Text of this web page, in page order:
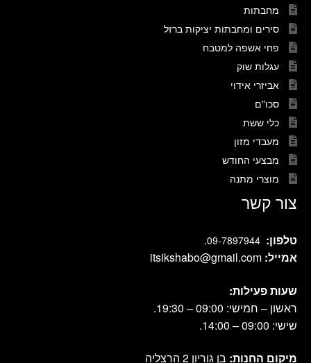
מחבתות
סירים ומחבתות יציקות ברזל
פחי אשפה למטבח
עגלות שוק
אביזרי אידוי
סכו"ם
כלי ששת
מעבדי מזון
מבצעי החודש
מוצרי מתנה
צור קשר
טלפון: 09-7897944
.
אמייל: itsikshabo@gmail.com
שעות פעילות:
ראשון – חמישי: 09:00 – 19:30.
שישי: 09:00 – 14:00.
מיקום החנות: בן גוריון 2 הרצליה